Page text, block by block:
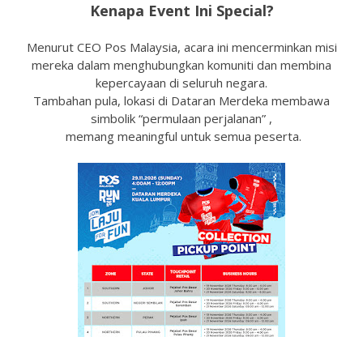
Kenapa Event Ini Special?
Menurut CEO Pos Malaysia, acara ini mencerminkan misi
mereka dalam menghubungkan komuniti dan membina
kepercayaan di seluruh negara.
Tambahan pula, lokasi di Dataran Merdeka membawa
simbolik “permulaan perjalanan” ,
memang meaningful untuk semua peserta.